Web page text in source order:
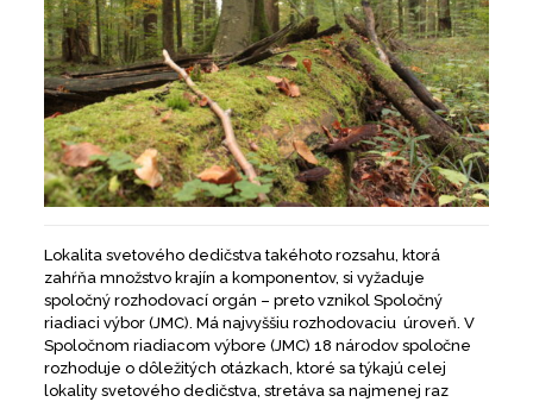
Lokalita svetového dedičstva takéhoto rozsahu, ktorá
zahŕňa množstvo krajín a komponentov, si vyžaduje
spoločný rozhodovací orgán – preto vznikol Spoločný
riadiaci výbor (JMC). Má najvyššiu rozhodovaciu úroveň. V
Spoločnom riadiacom výbore (JMC) 18 národov spoločne
rozhoduje o dôležitých otázkach, ktoré sa týkajú celej
lokality svetového dedičstva, stretáva sa najmenej raz